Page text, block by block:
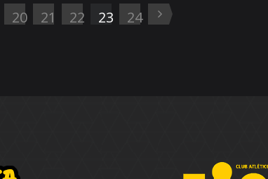
20 21 22 23 24